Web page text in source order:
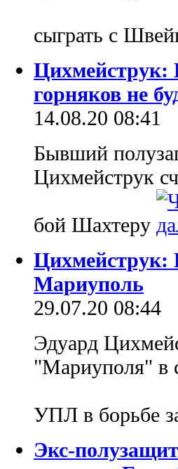
сыграть с
Цихмейструк:
горняков не
14.08.20 08:41
Бывший
Цихмейструк
бой Шахтеру
Цихмейструк:
Мариуполь
29.07.20 08:44
Эдуард
"Мариуполя" в
УПЛ в борьбе
Экс-